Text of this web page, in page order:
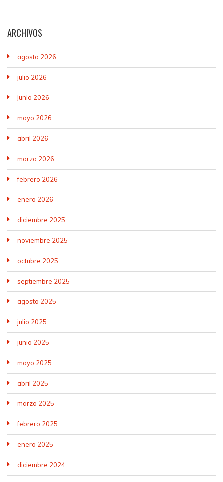
ARCHIVOS
agosto 2026
julio 2026
junio 2026
mayo 2026
abril 2026
marzo 2026
febrero 2026
enero 2026
diciembre 2025
noviembre 2025
octubre 2025
septiembre 2025
agosto 2025
julio 2025
junio 2025
mayo 2025
abril 2025
marzo 2025
febrero 2025
enero 2025
diciembre 2024